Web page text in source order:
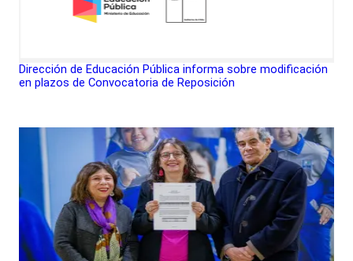
Dirección de Educación Pública informa sobre modificación
en plazos de Convocatoria de Reposición